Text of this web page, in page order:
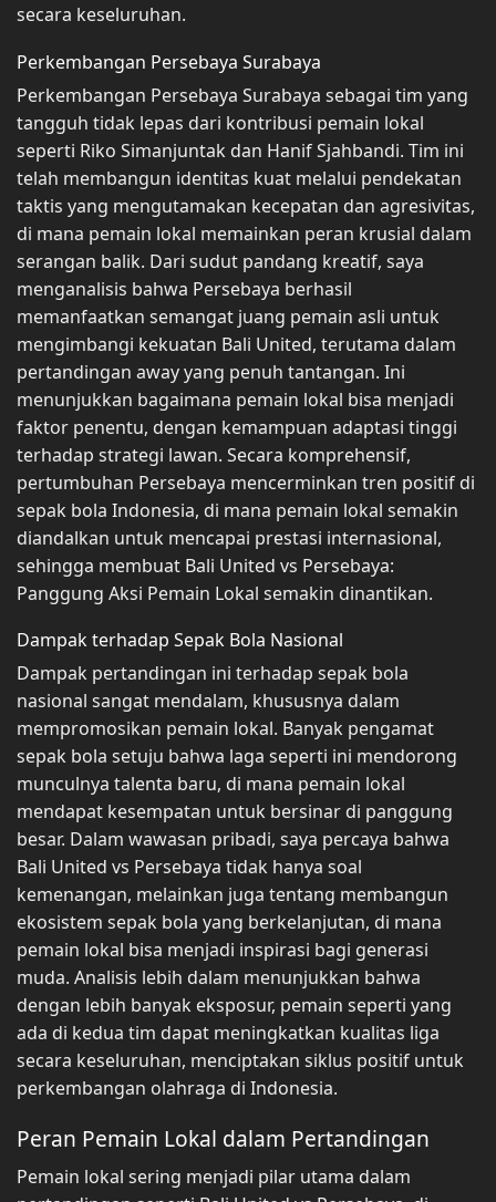
secara keseluruhan.
Perkembangan Persebaya Surabaya
Perkembangan Persebaya Surabaya sebagai tim yang
tangguh tidak lepas dari kontribusi pemain lokal
seperti Riko Simanjuntak dan Hanif Sjahbandi. Tim ini
telah membangun identitas kuat melalui pendekatan
taktis yang mengutamakan kecepatan dan agresivitas,
di mana pemain lokal memainkan peran krusial dalam
serangan balik. Dari sudut pandang kreatif, saya
menganalisis bahwa Persebaya berhasil
memanfaatkan semangat juang pemain asli untuk
mengimbangi kekuatan Bali United, terutama dalam
pertandingan away yang penuh tantangan. Ini
menunjukkan bagaimana pemain lokal bisa menjadi
faktor penentu, dengan kemampuan adaptasi tinggi
terhadap strategi lawan. Secara komprehensif,
pertumbuhan Persebaya mencerminkan tren positif di
sepak bola Indonesia, di mana pemain lokal semakin
diandalkan untuk mencapai prestasi internasional,
sehingga membuat Bali United vs Persebaya:
Panggung Aksi Pemain Lokal semakin dinantikan.
Dampak terhadap Sepak Bola Nasional
Dampak pertandingan ini terhadap sepak bola
nasional sangat mendalam, khususnya dalam
mempromosikan pemain lokal. Banyak pengamat
sepak bola setuju bahwa laga seperti ini mendorong
munculnya talenta baru, di mana pemain lokal
mendapat kesempatan untuk bersinar di panggung
besar. Dalam wawasan pribadi, saya percaya bahwa
Bali United vs Persebaya tidak hanya soal
kemenangan, melainkan juga tentang membangun
ekosistem sepak bola yang berkelanjutan, di mana
pemain lokal bisa menjadi inspirasi bagi generasi
muda. Analisis lebih dalam menunjukkan bahwa
dengan lebih banyak eksposur, pemain seperti yang
ada di kedua tim dapat meningkatkan kualitas liga
secara keseluruhan, menciptakan siklus positif untuk
perkembangan olahraga di Indonesia.
Peran Pemain Lokal dalam Pertandingan
Pemain lokal sering menjadi pilar utama dalam